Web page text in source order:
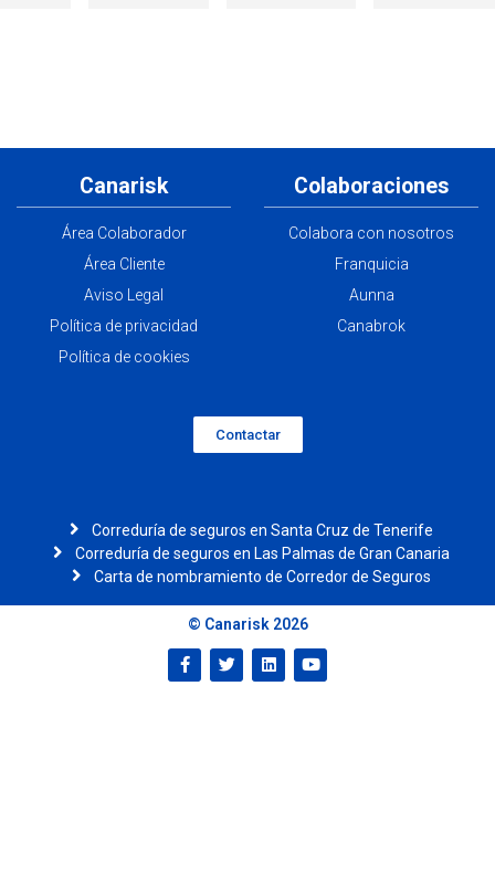
Canarisk
Área Colaborador
Área Cliente
Aviso Legal
Política de privacidad
Política de cookies
Colaboraciones
Colabora con nosotros
Franquicia
Aunna
Canabrok
Contactar
Correduría de seguros en Santa Cruz de Tenerife
Correduría de seguros en Las Palmas de Gran Canaria
Carta de nombramiento de Corredor de Seguros
© Canarisk 2026